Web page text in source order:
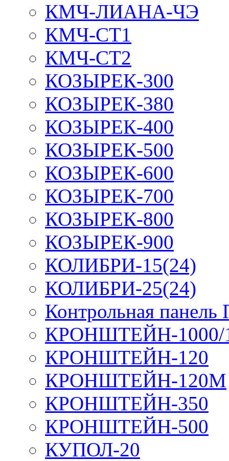
КМЧ-ЛИАНА-ЧЭ
КМЧ-СТ1
КМЧ-СТ2
КОЗЫРЕК-300
КОЗЫРЕК-380
КОЗЫРЕК-400
КОЗЫРЕК-500
КОЗЫРЕК-600
КОЗЫРЕК-700
КОЗЫРЕК-800
КОЗЫРЕК-900
КОЛИБРИ-15(24)
КОЛИБРИ-25(24)
Контрольная
КРОНШТЕЙН-1000/
КРОНШТЕЙН-120
КРОНШТЕЙН-120М
КРОНШТЕЙН-350
КРОНШТЕЙН-500
КУПОЛ-20